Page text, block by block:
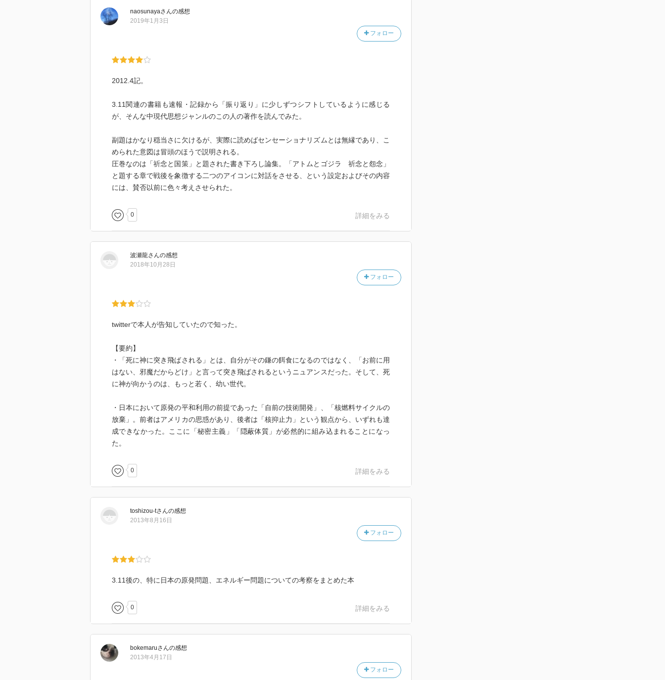
naosunayaさんの感想
フォロー
2019年1月3日
2012.4記。
3.11関連の書籍も速報・記録から「振り返り」に少しずつシフトしているように感じる
が、そんな中現代思想ジャンルのこの人の著作を読んでみた。
副題はかなり穏当さに欠けるが、実際に読めばセンセーショナリズムとは無縁であり、こ
められた意図は冒頭のほうで説明される。
圧巻なのは「祈念と国策」と題された書き下ろし論集。「アトムとゴジラ 祈念と怨念」
と題する章で戦後を象徴する二つのアイコンに対話をさせる、という設定およびその内容
には、賛否以前に色々考えさせられた。
0 詳細をみる
波瀬龍さんの感想
フォロー
2018年10月28日
twitterで本人が告知していたので知った。
【要約】
・「死に神に突き飛ばされる」とは、自分がその鎌の餌食になるのではなく、「お前に用
はない、邪魔だからどけ」と言って突き飛ばされるというニュアンスだった。そして、死
に神が向かうのは、もっと若く、幼い世代。
・日本において原発の平和利用の前提であった「自前の技術開発」、「核燃料サイクルの
放棄」。前者はアメリカの思惑があり、後者は「核抑止力」という観点から、いずれも達
成できなかった。ここに「秘密主義」「隠蔽体質」が必然的に組み込まれることになっ
た。
0 詳細をみる
toshizou-tさんの感想
フォロー
2013年8月16日
3.11後の、特に日本の原発問題、エネルギー問題についての考察をまとめた本
0 詳細をみる
bokemaruさんの感想
フォロー
2013年4月17日